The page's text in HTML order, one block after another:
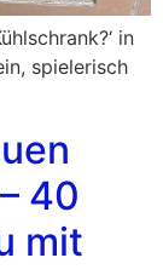
in
spielerisch
40
mit